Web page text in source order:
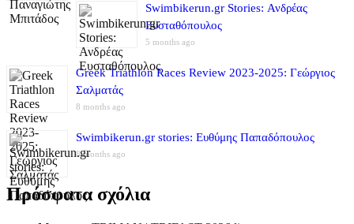
Swimbikerun.gr Stories: Ανδρέας
Ευσταθόπουλος
5 months ago
Greek Triathlon Races Review 2023-2025: Γεώργιος
Σαλματάς
8 months ago
Swimbikerun.gr stories: Ευθύμης Παπαδόπουλος
8 months ago
Πρόσφατα σχόλια